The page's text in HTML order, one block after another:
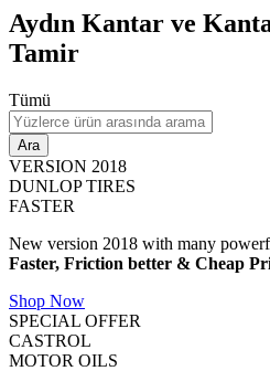
Aydın Kantar ve
Tamir
Tümü
Ara
VERSION 2018
DUNLOP TIRES
FASTER
New version 2018 with many
Faster, Friction better & Cheap
Shop Now
SPECIAL OFFER
CASTROL
MOTOR OILS